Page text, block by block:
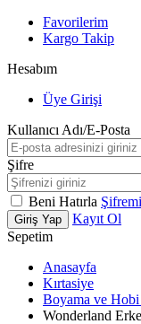
Favorilerim
Kargo Takip
Hesabım
Üye Girişi
Kullanıcı Adı/E-Posta
Şifre
Beni Hatırla
Giriş Yap
Kayıt Ol
Sepetim
Anasayfa
Kırtasiye
Boyama ve Hobi
Wonderland